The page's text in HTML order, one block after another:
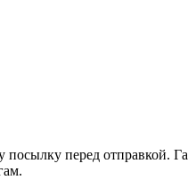
перед отправкой.